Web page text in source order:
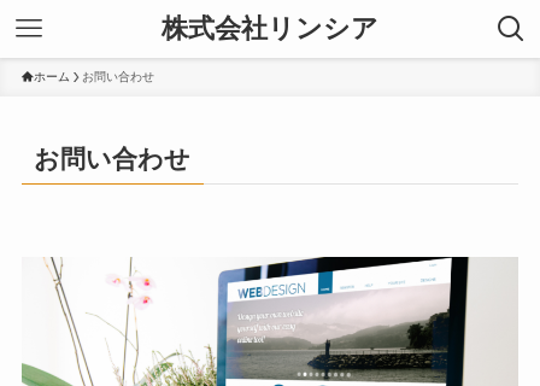
株式会社リンシア
ホーム お問い合わせ
お問い合わせ